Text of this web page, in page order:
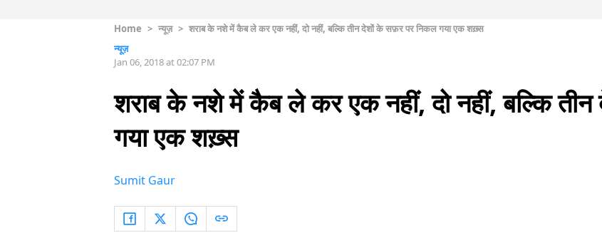
Home > न्यूज़ > शराब के नशे में कैब ले कर एक नहीं, दो नहीं, बल्कि तीन देशों के सफ़र पर निकल गया एक शख़्स
न्यूज़
Jan 06, 2018 at 02:07 PM
शराब के नशे में कैब ले कर एक नहीं, दो नहीं, बल्कि
गया एक शख़्स
Sumit Gaur